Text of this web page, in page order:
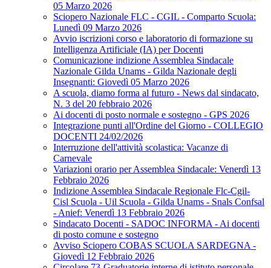
05 Marzo 2026
Sciopero Nazionale FLC - CGIL - Comparto Scuola:
Lunedì 09 Marzo 2026
Avvio iscrizioni corso e laboratorio di formazione su
Intelligenza Artificiale (IA) per Docenti
Comunicazione indizione Assemblea Sindacale
Nazionale Gilda Unams - Gilda Nazionale degli
Insegnanti: Giovedì 05 Marzo 2026
A scuola, diamo forma al futuro - News dal sindacato,
N. 3 del 20 febbraio 2026
Ai docenti di posto normale e sostegno - GPS 2026
Integrazione punti all'Ordine del Giorno - COLLEGIO
DOCENTI 24/02/2026
Interruzione dell'attività scolastica: Vacanze di
Carnevale
Variazioni orario per Assemblea Sindacale: Venerdì 13
Febbraio 2026
Indizione Assemblea Sindacale Regionale Flc-Cgil-
Cisl Scuola - Uil Scuola - Gilda Unams - Snals Confsal
- Anief: Venerdì 13 Febbraio 2026
Sindacato Docenti - SADOC INFORMA - Ai docenti
di posto comune e sostegno
Avviso Sciopero COBAS SCUOLA SARDEGNA -
Giovedì 12 Febbraio 2026